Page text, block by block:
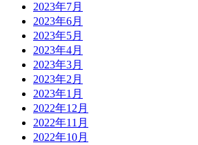
2023年7月
2023年6月
2023年5月
2023年4月
2023年3月
2023年2月
2023年1月
2022年12月
2022年11月
2022年10月